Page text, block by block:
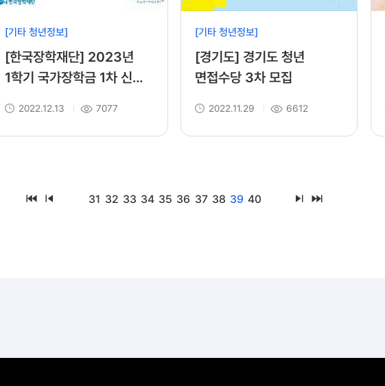
[기타 청년정보]
[한국장학재단] 2023년
1학기 국가장학금 1차 신청
2022.12.13 7077
[기타 청년정보]
[경기도] 경기도 청년
면접수당 3차 모집
2022.11.29 6612
31 32 33 34 35 36 37 38 39 40